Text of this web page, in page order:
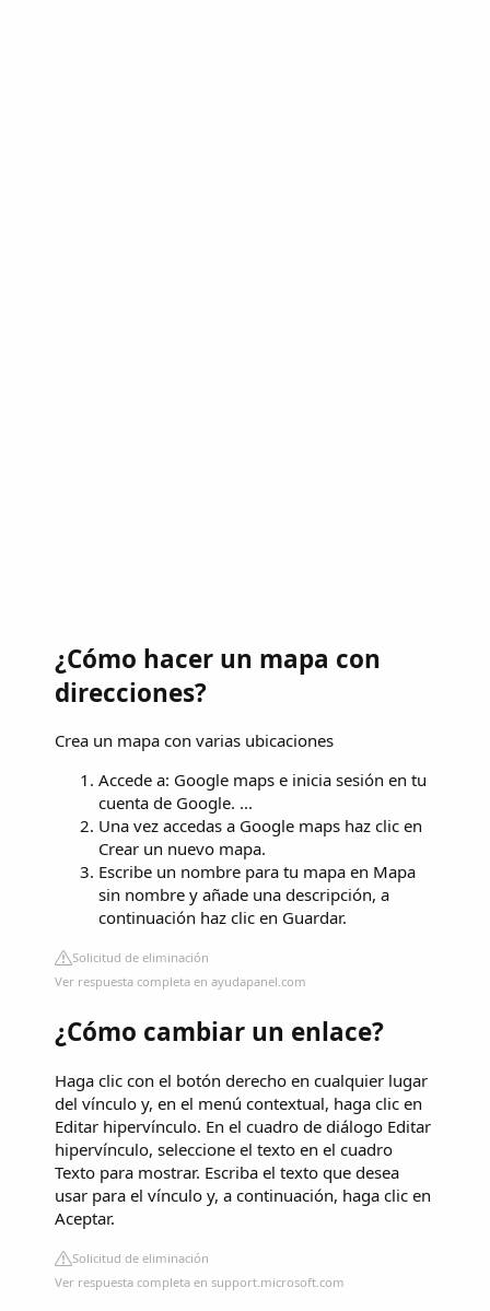
¿Cómo hacer un mapa con
direcciones?
Crea un mapa con varias ubicaciones
Accede a: Google maps e inicia sesión en tu
cuenta de Google. ...
Una vez accedas a Google maps haz clic en
Crear un nuevo mapa.
Escribe un nombre para tu mapa en Mapa
sin nombre y añade una descripción, a
continuación haz clic en Guardar.
Solicitud de eliminación
Ver respuesta completa en ayudapanel.com
¿Cómo cambiar un enlace?
Haga clic con el botón derecho en cualquier lugar
del vínculo y, en el menú contextual, haga clic en
Editar hipervínculo. En el cuadro de diálogo Editar
hipervínculo, seleccione el texto en el cuadro
Texto para mostrar. Escriba el texto que desea
usar para el vínculo y, a continuación, haga clic en
Aceptar.
Solicitud de eliminación
Ver respuesta completa en support.microsoft.com